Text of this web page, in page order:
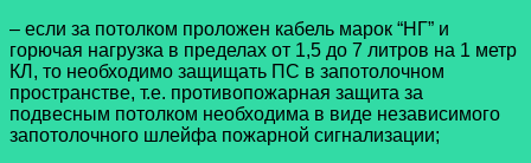
– если за потолком проложен кабель марок “НГ” и
горючая нагрузка в пределах от 1,5 до 7 литров на 1 метр
КЛ, то необходимо защищать ПС в запотолочном
пространстве, т.е. противопожарная защита за
подвесным потолком необходима в виде независимого
запотолочного шлейфа пожарной сигнализации;